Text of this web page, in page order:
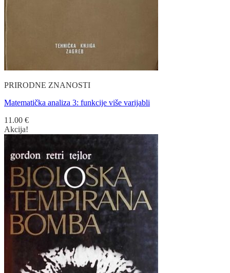
PRIRODNE ZNANOSTI
Matematička analiza 3: funkcije više varijabli
11.00 €
Akcija!